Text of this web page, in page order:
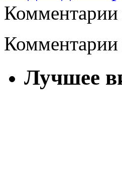
Комментарии
Комментарии
Лучшее